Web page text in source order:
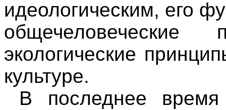
идеологическим, его
экологические
культуре.
В последнее время